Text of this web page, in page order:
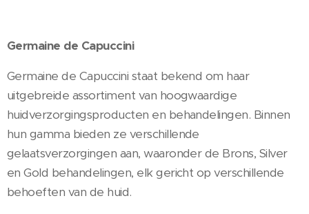
Germaine de Capuccini
Germaine de Capuccini staat bekend om haar
uitgebreide assortiment van hoogwaardige
huidverzorgingsproducten en behandelingen. Binnen
hun gamma bieden ze verschillende
gelaatsverzorgingen aan, waaronder de Brons, Silver
en Gold behandelingen, elk gericht op verschillende
behoeften van de huid.